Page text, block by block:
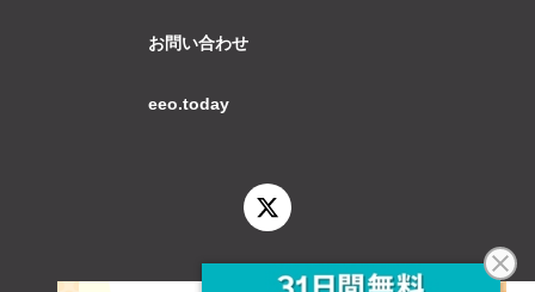
お問い合わせ
eeo.today